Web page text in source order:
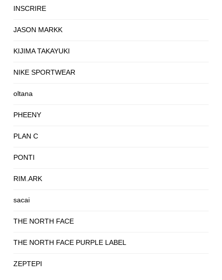
INSCRIRE
JASON MARKK
KIJIMA TAKAYUKI
NIKE SPORTWEAR
oltana
PHEENY
PLAN C
PONTI
RIM.ARK
sacai
THE NORTH FACE
THE NORTH FACE PURPLE LABEL
ZEPTEPI